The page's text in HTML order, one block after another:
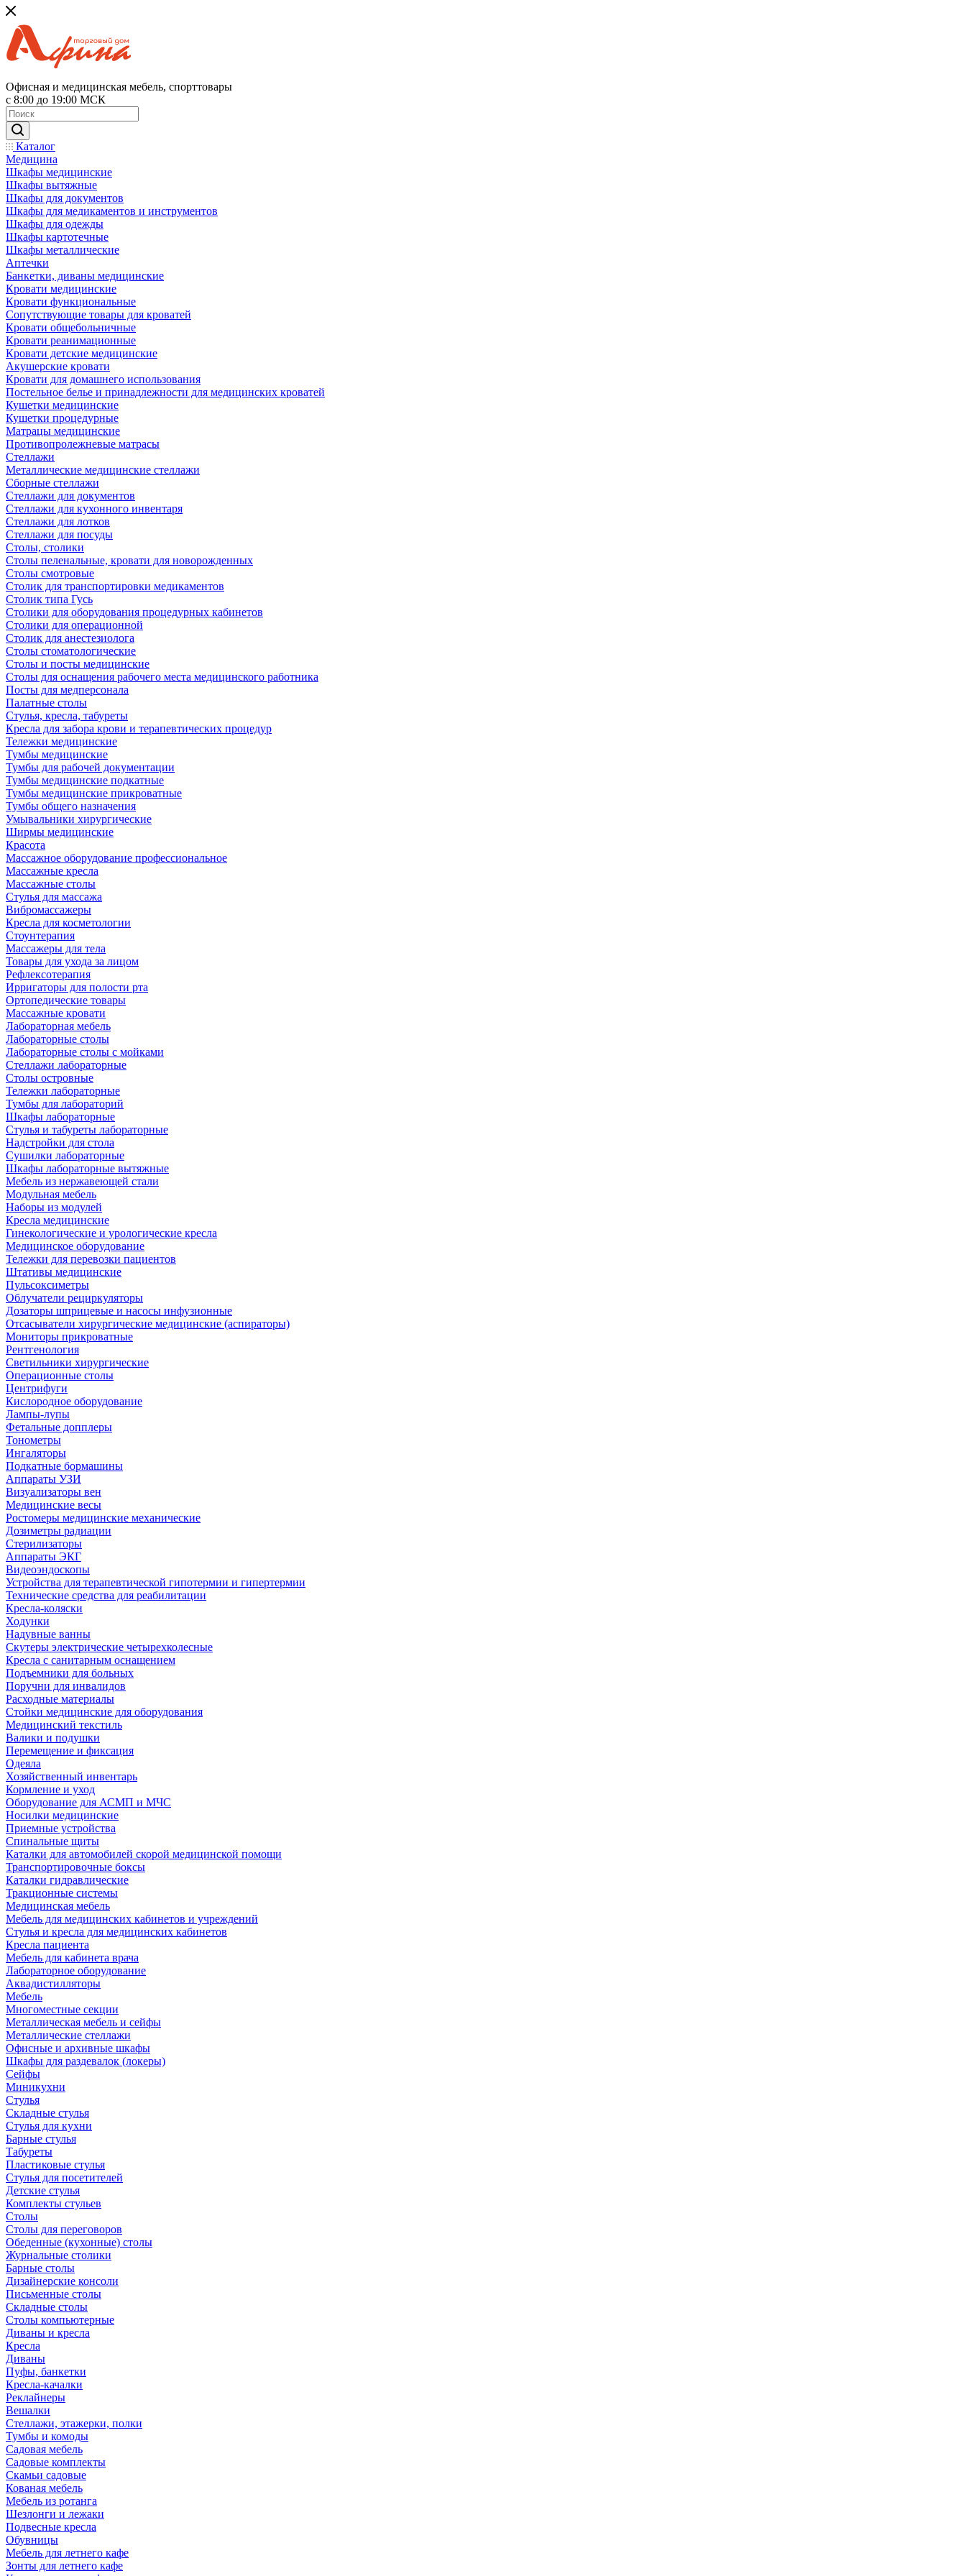
Офисная и медицинская мебель, спорттовары
с 8:00 до 19:00 МСК
Каталог
Медицина
Шкафы медицинские
Шкафы вытяжные
Шкафы для документов
Шкафы для медикаментов и инструментов
Шкафы для одежды
Шкафы картотечные
Шкафы металлические
Аптечки
Банкетки, диваны медицинские
Кровати медицинские
Кровати функциональные
Сопутствующие товары для кроватей
Кровати общебольничные
Кровати реанимационные
Кровати детские медицинские
Акушерские кровати
Кровати для домашнего использования
Постельное белье и принадлежности для медицинских кроватей
Кушетки медицинские
Кушетки процедурные
Матрацы медицинские
Противопролежневые матрасы
Стеллажи
Металлические медицинские стеллажи
Сборные стеллажи
Стеллажи для документов
Стеллажи для кухонного инвентаря
Стеллажи для лотков
Стеллажи для посуды
Столы, столики
Столы пеленальные, кровати для новорожденных
Столы смотровые
Столик для транспортировки медикаментов
Столик типа Гусь
Столики для оборудования процедурных кабинетов
Столики для операционной
Столик для анестезиолога
Столы стоматологические
Столы и посты медицинские
Столы для оснащения рабочего места медицинского работника
Посты для медперсонала
Палатные столы
Стулья, кресла, табуреты
Кресла для забора крови и терапевтических процедур
Тележки медицинские
Тумбы медицинские
Тумбы для рабочей документации
Тумбы медицинские подкатные
Тумбы медицинские прикроватные
Тумбы общего назначения
Умывальники хирургические
Ширмы медицинские
Красота
Массажное оборудование профессиональное
Массажные кресла
Массажные столы
Стулья для массажа
Вибромассажеры
Кресла для косметологии
Стоунтерапия
Массажеры для тела
Товары для ухода за лицом
Рефлексотерапия
Ирригаторы для полости рта
Ортопедические товары
Массажные кровати
Лабораторная мебель
Лабораторные столы
Лабораторные столы с мойками
Стеллажи лабораторные
Столы островные
Тележки лабораторные
Тумбы для лабораторий
Шкафы лабораторные
Стулья и табуреты лабораторные
Надстройки для стола
Сушилки лабораторные
Шкафы лабораторные вытяжные
Мебель из нержавеющей стали
Модульная мебель
Наборы из модулей
Кресла медицинские
Гинекологические и урологические кресла
Медицинское оборудование
Тележки для перевозки пациентов
Штативы медицинские
Пульсоксиметры
Облучатели рециркуляторы
Дозаторы шприцевые и насосы инфузионные
Отсасыватели хирургические медицинские (аспираторы)
Мониторы прикроватные
Рентгенология
Светильники хирургические
Операционные столы
Центрифуги
Кислородное оборудование
Лампы-лупы
Фетальные допплеры
Тонометры
Ингаляторы
Подкатные бормашины
Аппараты УЗИ
Визуализаторы вен
Медицинские весы
Ростомеры медицинские механические
Дозиметры радиации
Стерилизаторы
Аппараты ЭКГ
Видеоэндоскопы
Устройства для терапевтической гипотермии и гипертермии
Технические средства для реабилитации
Кресла-коляски
Ходунки
Надувные ванны
Скутеры электрические четырехколесные
Кресла с санитарным оснащением
Подъемники для больных
Поручни для инвалидов
Расходные материалы
Стойки медицинские для оборудования
Медицинский текстиль
Валики и подушки
Перемещение и фиксация
Одеяла
Хозяйственный инвентарь
Кормление и уход
Оборудование для АСМП и МЧС
Носилки медицинские
Приемные устройства
Спинальные щиты
Каталки для автомобилей скорой медицинской помощи
Транспортировочные боксы
Каталки гидравлические
Тракционные системы
Медицинская мебель
Мебель для медицинских кабинетов и учреждений
Стулья и кресла для медицинских кабинетов
Кресла пациента
Мебель для кабинета врача
Лабораторное оборудование
Аквадистилляторы
Мебель
Многоместные секции
Металлическая мебель и сейфы
Металлические стеллажи
Офисные и архивные шкафы
Шкафы для раздевалок (локеры)
Сейфы
Миникухни
Стулья
Складные стулья
Стулья для кухни
Барные стулья
Табуреты
Пластиковые стулья
Стулья для посетителей
Детские стулья
Комплекты стульев
Столы
Столы для переговоров
Обеденные (кухонные) столы
Журнальные столики
Барные столы
Дизайнерские консоли
Письменные столы
Складные столы
Столы компьютерные
Диваны и кресла
Кресла
Диваны
Пуфы, банкетки
Кресла-качалки
Реклайнеры
Вешалки
Стеллажи, этажерки, полки
Тумбы и комоды
Садовая мебель
Садовые комплекты
Скамьи садовые
Кованая мебель
Мебель из ротанга
Шезлонги и лежаки
Подвесные кресла
Обувницы
Мебель для летнего кафе
Зонты для летнего кафе